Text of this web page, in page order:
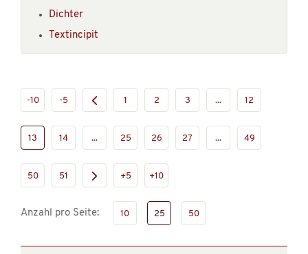
Dichter
Textincipit
-10 -5 1 2 3 ... 12
13 14 ... 25 26 27 ... 49
50 51 +5 +10
Anzahl pro Seite: 10 25 50